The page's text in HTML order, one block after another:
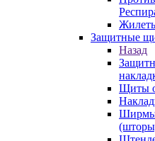
Защитные
Назад
Щиты
Ширмы